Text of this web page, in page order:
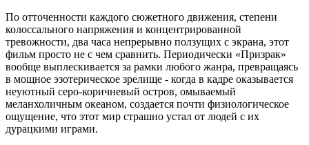
По отточенности каждого сюжетного движения, степени
колоссального напряжения и концентрированной
тревожности, два часа непрерывно ползущих с экрана, этот
фильм просто не с чем сравнить. Периодически «Призрак»
вообще выплескивается за рамки любого жанра, превращаясь
в мощное эзотерическое зрелище - когда в кадре оказывается
неуютный серо-коричневый остров, омываемый
меланхоличным океаном, создается почти физиологическое
ощущение, что этот мир страшно устал от людей с их
дурацкими играми.